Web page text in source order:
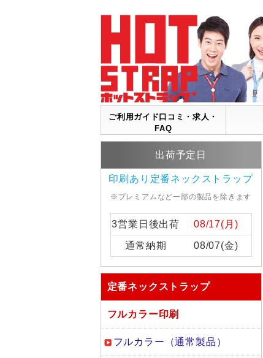
ご利用ガイド口コミ・求人・
FAQ
出荷予定日
印刷あり定番ネックストラップ
※プレミアムなど一部の製品を除きます
3営業日後出荷 08/17(月)
通常納期 08/07(金)
定番ネックストラップ
フルカラー印刷
フルカラー（通常製品）